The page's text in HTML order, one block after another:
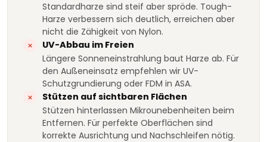
Standardharze sind steif aber spröde. Tough-
Harze verbessern sich deutlich, erreichen aber
nicht die Zähigkeit von Nylon.
UV-Abbau im Freien
Längere Sonneneinstrahlung baut Harze ab. Für
den Außeneinsatz empfehlen wir UV-
Schutzgrundierung oder FDM in ASA.
Stützen auf sichtbaren Flächen
Stützen hinterlassen Mikrounebenheiten beim
Entfernen. Für perfekte Oberflächen sind
korrekte Ausrichtung und Nachschleifen nötig.